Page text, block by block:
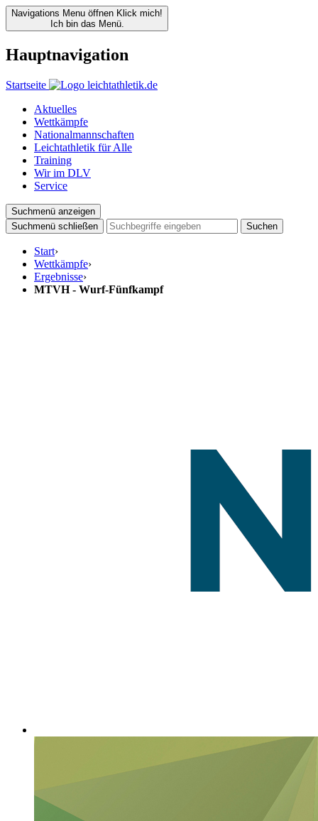
Navigations Menu öffnen Klick mich!
Ich bin das Menü.
Hauptnavigation
Startseite
Aktuelles
Wettkämpfe
Nationalmannschaften
Leichtathletik für Alle
Training
Wir im DLV
Service
Suchmenü anzeigen
Suchmenü schließen
Suchen
Start›
Wettkämpfe›
Ergebnisse›
MTVH - Wurf-Fünfkampf